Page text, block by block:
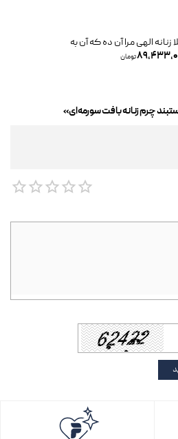
الهی مرا آن ده که آن به
تومان
چرم زنانه بافت سورمه‌ای»